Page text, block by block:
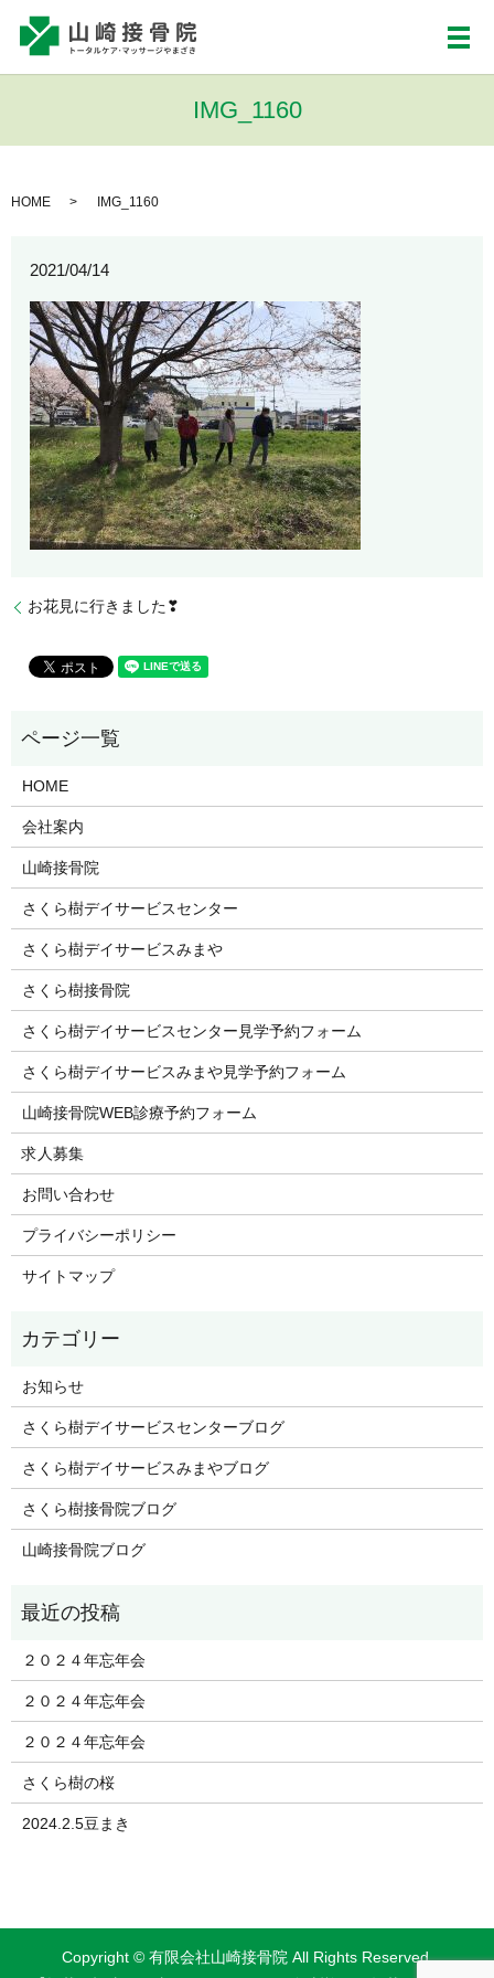
メ
IMG_1160
HOME IMG_1160
2021/04/14
お花見に行きました❣
HOME
会社案内
山崎接骨院
さくら樹デイサービスセンター
さくら樹デイサービスみまや
さくら樹接骨院
さくら樹デイサービスセンター見学予約フォーム
さくら樹デイサービスみまや見学予約フォーム
山崎接骨院WEB診療予約フォーム
求人募集
お問い合わせ
プライバシーポリシー
サイトマップ
お知らせ
さくら樹デイサービスセンターブログ
さくら樹デイサービスみまやブログ
さくら樹接骨院ブログ
山崎接骨院ブログ
２０２４年忘年会
２０２４年忘年会
２０２４年忘年会
さくら樹の桜
2024.2.5豆まき
Copyright © 有限会社山崎接骨院 All Rights Reserved.